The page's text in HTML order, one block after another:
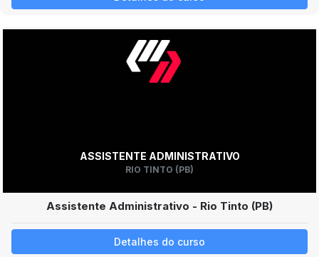
ASSISTENTE ADMINISTRATIVO
RIO TINTO (PB)
Assistente Administrativo - Rio Tinto (PB)
Detalhes do curso